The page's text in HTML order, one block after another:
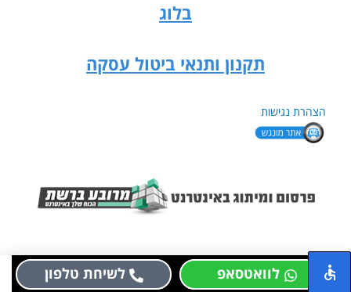
בלוג
תקנון ותנאי ביטול עסקה
הצהרת נגישות
לוואטסאפ לשיחת טלפון